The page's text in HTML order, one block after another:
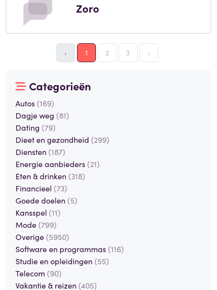
Zoro
‹ 1 2 3 ›
Categorieën
Autos (169)
Dagje weg (81)
Dating (79)
Dieet en gezondheid (299)
Diensten (187)
Energie aanbieders (21)
Eten & drinken (318)
Financieel (73)
Goede doelen (5)
Kansspel (11)
Mode (799)
Overige (5950)
Software en programmas (116)
Studie en opleidingen (55)
Telecom (90)
Vakantie & reizen (405)